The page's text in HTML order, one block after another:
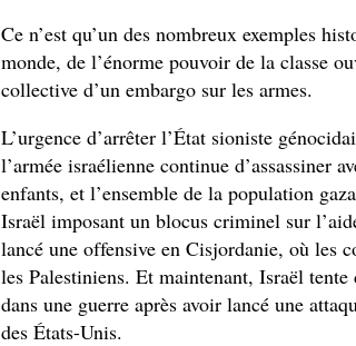
Ce n’est qu’un des nombreux exemples
monde, de l’énorme pouvoir de la classe
collective d’un embargo sur les armes.
L’urgence d’arrêter l’État sioniste
l’armée israélienne continue d’assassiner
enfants, et l’ensemble de la population
Israël imposant un blocus criminel sur
lancé une offensive en Cisjordanie, où les
les Palestiniens. Et maintenant, Israël
dans une guerre après avoir lancé une
des États-Unis.